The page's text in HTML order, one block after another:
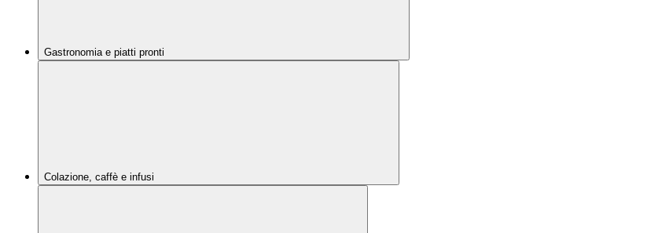
Gastronomia e piatti pronti
Colazione, caffè e infusi